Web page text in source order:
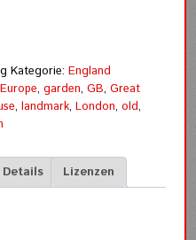
Kategorie:England
Europe,garden,GB,Great
,landmark,London,old,
Details Lizenzen